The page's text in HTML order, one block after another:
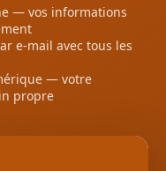
— vos informations
e-mail avec tous les
— votre
propre